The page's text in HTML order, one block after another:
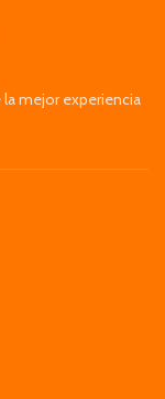
mejor experiencia